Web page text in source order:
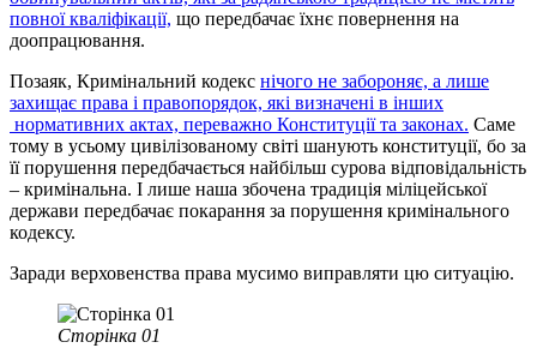
повної кваліфікації, що передбачає їхнє повернення на
доопрацювання.
Позаяк, Кримінальний кодекс нічого не забороняє, а лише
захищає права і правопорядок, які визначені в інших
нормативних актах, переважно Конституції та законах. Саме
тому в усьому цивілізованому світі шанують конституції, бо за
її порушення передбачається найбільш сурова відповідальність
– кримінальна. І лише наша збочена традиція міліцейської
держави передбачає покарання за порушення кримінального
кодексу.
Заради верховенства права мусимо виправляти цю ситуацію.
Сторінка 01